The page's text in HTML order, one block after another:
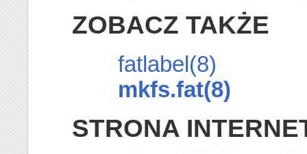
ZOBACZ TAKŻE
fatlabel(8)
mkfs.fat(8)
STRONA